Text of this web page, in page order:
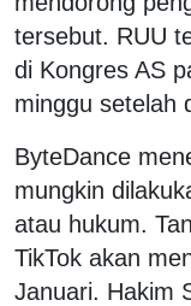
tersebut. RUU
di Kongres AS
minggu setelah
ByteDance
mungkin
atau hukum.
TikTok akan
Januari. Hakim